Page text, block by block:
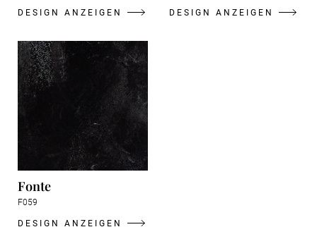
DESIGN ANZEIGEN DESIGN ANZEIGEN
Fonte
F059
DESIGN ANZEIGEN